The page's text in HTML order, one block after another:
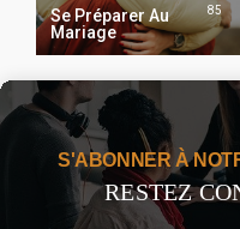
Se Préparer Au
Mariage
85
Recevoir Notre
The real voyage of
S'ABONNER À
RESTEZ